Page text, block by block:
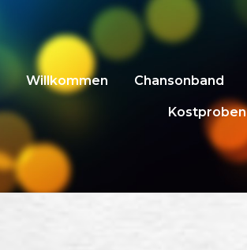
Willkommen Chansonband
Kostproben